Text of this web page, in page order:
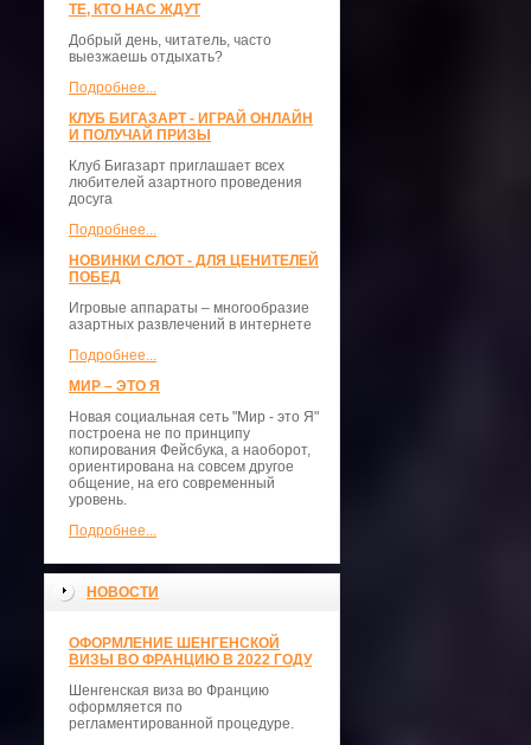
ТЕ, КТО НАС ЖДУТ
Добрый день, читатель, часто
выезжаешь отдыхать?
Подробнее...
КЛУБ БИГАЗАРТ - ИГРАЙ ОНЛАЙН
И ПОЛУЧАЙ ПРИЗЫ
Клуб Бигазарт приглашает всех
любителей азартного проведения
досуга
Подробнее...
НОВИНКИ СЛОТ - ДЛЯ ЦЕНИТЕЛЕЙ
ПОБЕД
Игровые аппараты – многообразие
азартных развлечений в интернете
Подробнее...
МИР – ЭТО Я
Новая социальная сеть "Мир - это Я"
построена не по принципу
копирования Фейсбука, а наоборот,
ориентирована на совсем другое
общение, на его современный
уровень.
Подробнее...
НОВОСТИ
ОФОРМЛЕНИЕ ШЕНГЕНСКОЙ
ВИЗЫ ВО ФРАНЦИЮ В 2022 ГОДУ
Шенгенская виза во Францию
оформляется по
регламентированной процедуре.